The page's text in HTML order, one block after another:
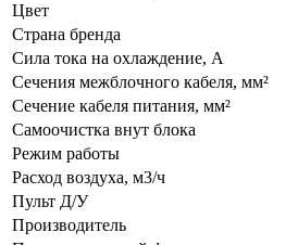
Цвет
Страна бренда
Сила тока на охлаждение, А
Сечения межблочного кабеля, мм²
Сечение кабеля питания, мм²
Самоочистка внут блока
Режим работы
Расход воздуха, м3/ч
Пульт Д/У
Производитель